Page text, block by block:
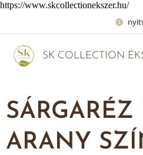
https://www.skcollectionekszer.hu/
SK COLLECTION
ARANY